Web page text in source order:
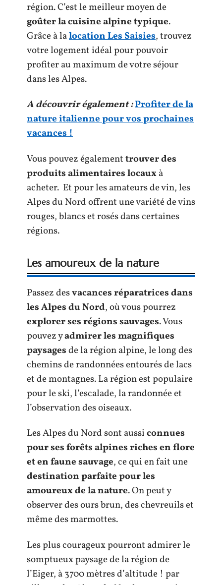
région. C’est le meilleur moyen de
goûter la cuisine alpine typique.
Grâce à lalocation Les Saisies, trouvez
votre logement idéal pour pouvoir
profiter au maximum de votre séjour
dans les Alpes.
A découvrir également :Profiter de la
nature italienne pour vos prochaines
vacances !
Vous pouvez égalementtrouver des
produits alimentaires locauxà
acheter. Et pour les amateurs de vin, les
Alpes du Nord offrent une variété de vins
rouges, blancs et rosés dans certaines
régions.
Les amoureux de la nature
Passez desvacances réparatrices dans
les Alpes du Nord, où vous pourrez
explorer ses régions sauvages. Vous
pouvez yadmirer les magnifiques
paysagesde la région alpine, le long des
chemins de randonnées entourés de lacs
et de montagnes. La région est populaire
pour le ski, l’escalade, la randonnée et
l’observation des oiseaux.
Les Alpes du Nord sont aussiconnues
pour ses forêts alpines riches en flore
et en faune sauvage, ce qui en fait une
destination parfaite pour les
amoureux de la nature. On peut y
observer des ours brun, des chevreuils et
même des marmottes.
Les plus courageux pourront admirer le
somptueux paysage de la région de
l’Eiger, à 3700 mètres d’altitude ! par